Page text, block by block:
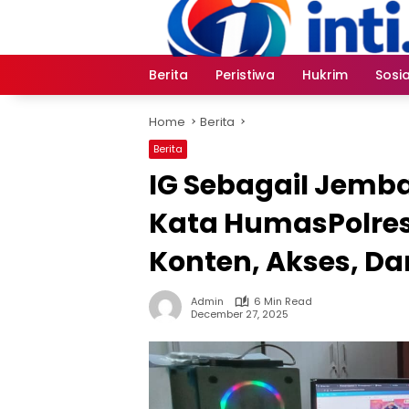
Berita
Peristiwa Hukrim
Home Berita
Berita
IG SebagaiI
Kata
Konten, Akses,
Admin
6 Min Read
December 27, 2025